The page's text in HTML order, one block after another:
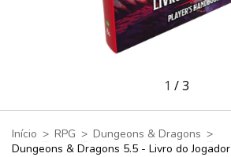
1 /3
Início > RPG > Dungeons & Dragons >
Dungeons & Dragons 5.5 - Livro do Jogador